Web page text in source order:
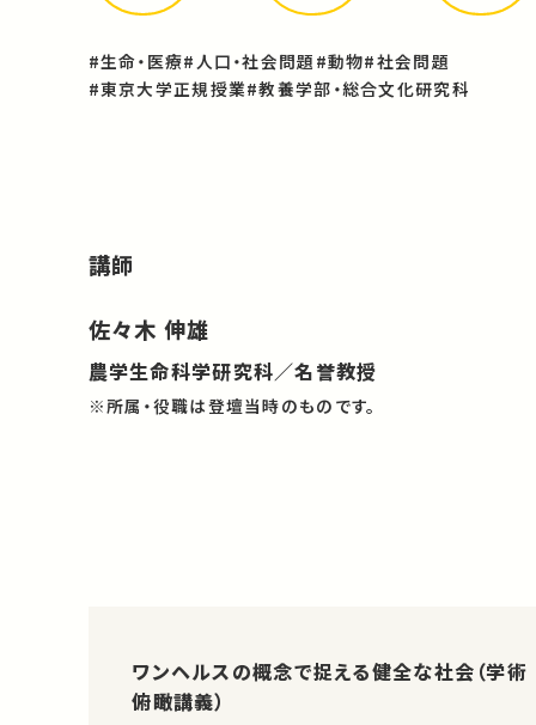
#生命・医療#人口・社会問題 #動物#社会問題
#東京大学正規授業#教養学部・総合文化研究科
講師
佐々木 伸雄
農学生命科学研究科／名誉教授
※所属・役職は登壇当時のものです。
ワンヘルスの概念で捉える健全な社会（学術
俯瞰講義）